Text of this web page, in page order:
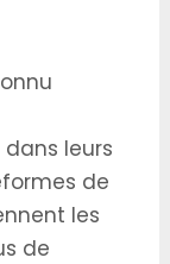
leurs
de
les
de